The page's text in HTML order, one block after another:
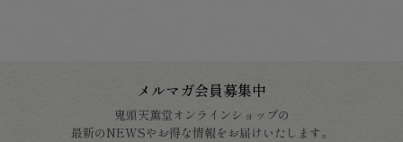
メルマガ会員募集中
鬼頭天薫堂オンラインショップの
最新のNEWSやお得な情報をお届けいたします。